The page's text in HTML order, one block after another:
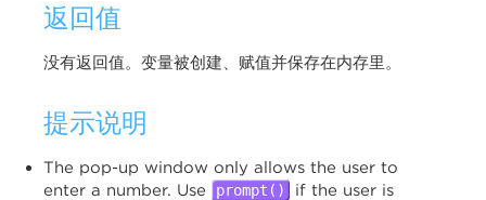
返回值
没有返回值。变量被创建、赋值并保存在内存里。
提示说明
The pop-up window only allows the user to
enter a number. Use
prompt() if the user is